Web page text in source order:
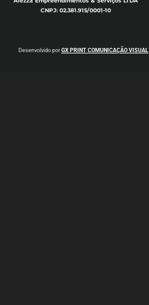
Desenvolvido por GX PRINT COMUNICAÇÃO VISUAL
CNPJ: 02.381.915/0001-10